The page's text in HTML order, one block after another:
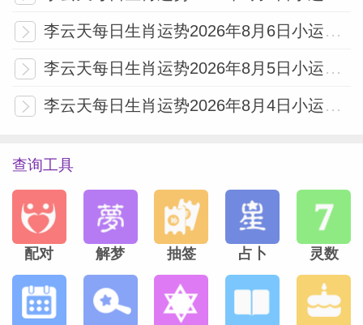
李云天每日生肖运势2026年8月6日小运播报
李云天每日生肖运势2026年8月5日小运播报
李云天每日生肖运势2026年8月4日小运播报
查询工具
配对 解梦 抽签 占卜 灵数